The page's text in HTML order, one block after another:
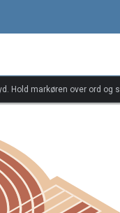
Hold markøren over ord